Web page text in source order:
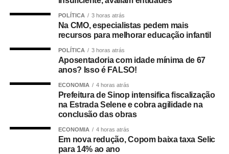
também é professor, afirmou que a qualidade da
educação infantil passa pela discussão de vários temas,
como piso salarial dos docentes, concurso público,
recursos públicos para organizações sociais, o que
promoveria uma “terceirização da educação”. Segundo o
deputado, o dinheiro público precisa ser investido pelos
governos de forma eficiente e direta nas creches e
escolas públicas.
POLÍTICA 3 horas atrás
Na CMO, especialistas pedem mais
recursos para melhorar educação infantil
POLÍTICA 3 horas atrás
Aposentadoria com idade mínima de 67
anos? Isso é FALSO!
ECONOMIA 4 horas atrás
Prefeitura de Sinop intensifica fiscalização
na Estrada Selene e cobra agilidade na
conclusão das obras
ECONOMIA 4 horas atrás
Em nova redução, Copom baixa taxa Selic
para 14% ao ano